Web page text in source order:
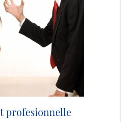
profesionnelle